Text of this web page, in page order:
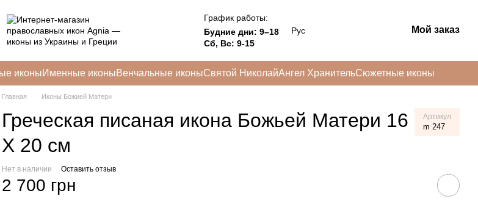
График работы:
Будние дни: 9–18
Сб, Вс: 9-15
Рус Мой заказ
иконыИменные иконыВенчальные иконыСвятой НиколайАнгел ХранительСюжетные иконы
Главная Иконы Божией Матери
Греческая писаная икона Божьей Матери 16
Х 20 см
Артикул
m 247
Нет в наличии Оставить отзыв
2 700 грн